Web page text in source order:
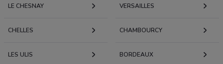
LE CHESNAY VERSAILLES
CHELLES CHAMBOURCY
LES ULIS BORDEAUX